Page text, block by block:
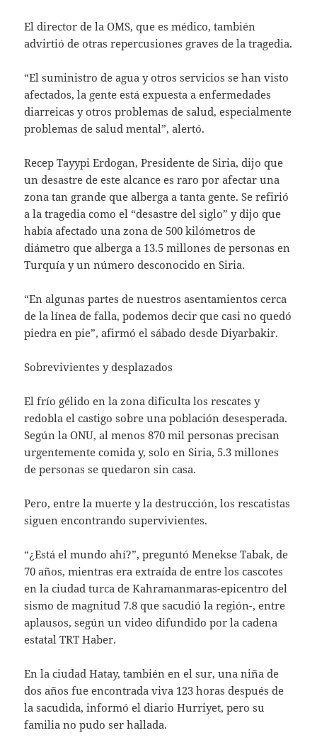
El director de la OMS, que es médico, también
advirtió de otras repercusiones graves de la tragedia.
“El suministro de agua y otros servicios se han visto
afectados, la gente está expuesta a enfermedades
diarreicas y otros problemas de salud, especialmente
problemas de salud mental”, alertó.
Recep Tayypi Erdogan, Presidente de Siria, dijo que
un desastre de este alcance es raro por afectar una
zona tan grande que alberga a tanta gente. Se refirió
a la tragedia como el “desastre del siglo” y dijo que
había afectado una zona de 500 kilómetros de
diámetro que alberga a 13.5 millones de personas en
Turquía y un número desconocido en Siria.
“En algunas partes de nuestros asentamientos cerca
de la línea de falla, podemos decir que casi no quedó
piedra en pie”, afirmó el sábado desde Diyarbakir.
Sobrevivientes y desplazados
El frío gélido en la zona dificulta los rescates y
redobla el castigo sobre una población desesperada.
Según la ONU, al menos 870 mil personas precisan
urgentemente comida y, solo en Siria, 5.3 millones
de personas se quedaron sin casa.
Pero, entre la muerte y la destrucción, los rescatistas
siguen encontrando supervivientes.
“¿Está el mundo ahí?”, preguntó Menekse Tabak, de
70 años, mientras era extraída de entre los cascotes
en la ciudad turca de Kahramanmaras-epicentro del
sismo de magnitud 7.8 que sacudió la región-, entre
aplausos, según un video difundido por la cadena
estatal TRT Haber.
En la ciudad Hatay, también en el sur, una niña de
dos años fue encontrada viva 123 horas después de
la sacudida, informó el diario Hurriyet, pero su
familia no pudo ser hallada.